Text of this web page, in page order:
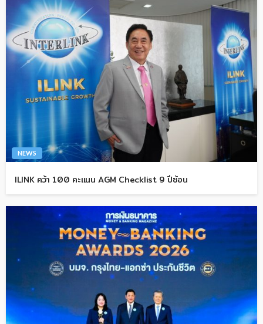
NEWS
ILINK คว้า 100 คะแนน AGM Checklist 9 ปีซ้อน